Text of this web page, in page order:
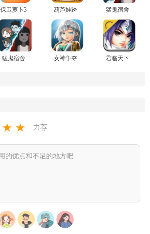
保卫萝卜3
游戏正版
葫芦娃跨
服版
猛鬼宿舍
魔改版(躺
平发育养
👻版)
猛鬼宿舍
女神争夺
君临天下
★ ★ 力荐